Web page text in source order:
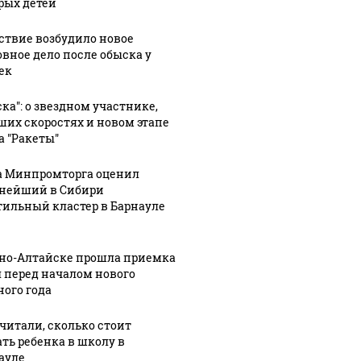
1
06 августа, 18:20
Политические
палата
Алтайского
подписали
соглашение
возбудило новое
дело после обыска у
о звездном участнике,
скоростях и новом этапе
"Ракеты"
Минпромторга оценил
в Сибири
кластер в Барнауле
Алтайске прошла приемка
началом нового
года
сколько стоит
ребенка в школу в